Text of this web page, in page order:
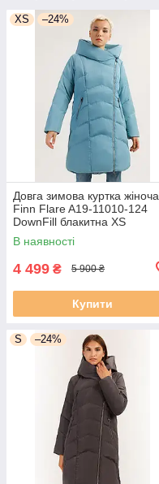
XS –24%
Довга зимова куртка жіноча
Finn Flare A19-11010-124
DownFill блакитна XS
В наявності
4 499 ₴ 5 900 ₴
Купити
S –24%